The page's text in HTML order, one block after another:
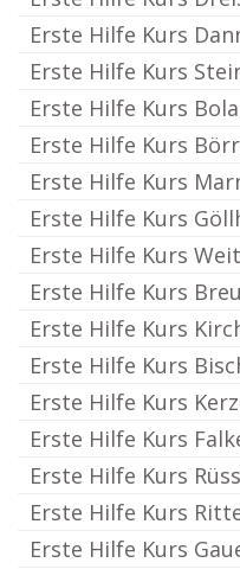
Erste Hilfe Kurs
Erste Hilfe Kurs
Erste Hilfe Kurs
Erste Hilfe Kurs
Erste Hilfe Kurs
Erste Hilfe Kurs
Erste Hilfe Kurs
Erste Hilfe Kurs
Erste Hilfe Kurs
Erste Hilfe Kurs
Erste Hilfe Kurs
Erste Hilfe Kurs
Erste Hilfe Kurs
Erste Hilfe Kurs
Erste Hilfe Kurs